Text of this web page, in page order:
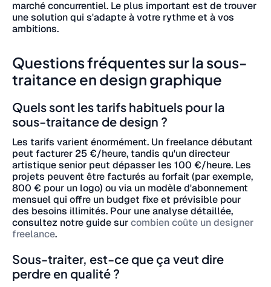
marché concurrentiel. Le plus important est de trouver
une solution qui s'adapte à votre rythme et à vos
ambitions.
Questions fréquentes sur la sous-
traitance en design graphique
Quels sont les tarifs habituels pour la
sous-traitance de design ?
Les tarifs varient énormément. Un freelance débutant
peut facturer 25 €/heure, tandis qu'un directeur
artistique senior peut dépasser les 100 €/heure. Les
projets peuvent être facturés au forfait (par exemple,
800 € pour un logo) ou via un modèle d'abonnement
mensuel qui offre un budget fixe et prévisible pour
des besoins illimités. Pour une analyse détaillée,
consultez notre guide surcombien coûte un designer
freelance.
Sous-traiter, est-ce que ça veut dire
perdre en qualité ?